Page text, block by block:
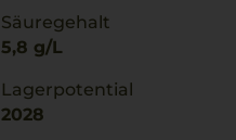
Säuregehalt
5,8 g/L
Lagerpotential
2028